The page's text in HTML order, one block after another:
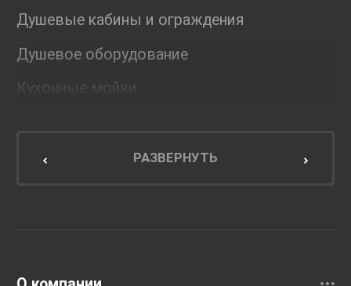
Душевые кабины и ограждения
Душевое оборудование
Кухонные мойки
Мебель для кухниРАЗВЕРНУТЬ